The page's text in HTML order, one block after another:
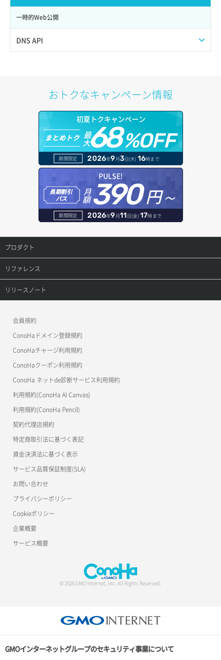
サーバー作成
サーバー利用状況グラフ（トラフィック）
サーバー削除
サーバー操作（起動/停止/再起動/強制停止）
サーバー設定切替
サーバー詳細一覧取得
サーバー詳細取得
ポートデタッチ
ボリュームアタッチ
ボリュームデタッチ
ポート一覧取得
ポート作成（ローカルネットワーク用）
ポート詳細取得
リスナー更新
リスナー詳細取得
ロードバランサー詳細取得
ロードバランサー追加
一時的Web公開
DNS API
ドメイン情報登録
ドメイン詳細取得
レコード一覧取得
レコード作成
レコード更新
レコード詳細取得
おトクなキャンペーン情報
初夏トクキャンペーン
まとめトク 最
大68%OFF
期間限定 2026年9月3日(木) 16時まで
PULSE!
長期割引
パス
月
額390円～
期間限定 2026年9月11日(金) 17時まで
プロダクト
プロダクトトップ
ConoHa VPS(Ver.3.0)
ConoHa for GAME
リファレンス
リファレンストップ
OpenStack CLI
Terraform
s3cmd
公開API(ConoHa VPS Ver.2.0)
リリースノート
会員規約
ConoHaドメイン登録規約
ConoHaチャージ利用規約
ConoHaクーポン利用規約
ConoHa ネットde診断サービス利用規約
利用規約(ConoHa AI Canvas)
利用規約(ConoHa Pencil)
契約代理店規約
特定商取引法に基づく表記
資金決済法に基づく表示
サービス品質保証制度(SLA)
お問い合わせ
プライバシーポリシー
Cookieポリシー
企業概要
サービス概要
© 2026 GMO Internet, Inc. All Rights Reserved.
GMOインターネットグループのセキュリティ事業について